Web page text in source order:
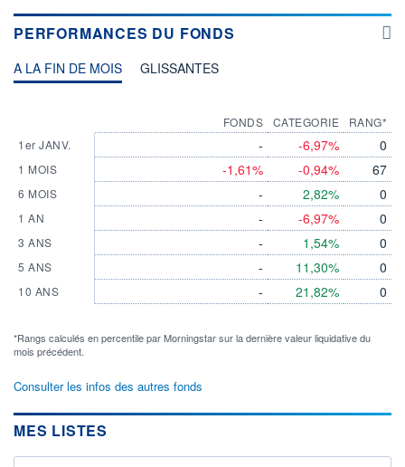
PERFORMANCES DU FONDS
A LA FIN DE MOIS GLISSANTES
1er JANV.
1 MOIS
6 MOIS
1 AN
3 ANS
5 ANS
10 ANS
FONDS
-
-1,61%
-
-
-
-
-
CATEGORIE
-6,97%
-0,94%
2,82%
-6,97%
1,54%
11,30%
21,82%
RANG*
0
67
0
0
0
0
0
*Rangs calculés en percentile par Morningstar sur la dernière valeur liquidative du
mois précédent.
Consulter les infos des autres fonds
MES LISTES